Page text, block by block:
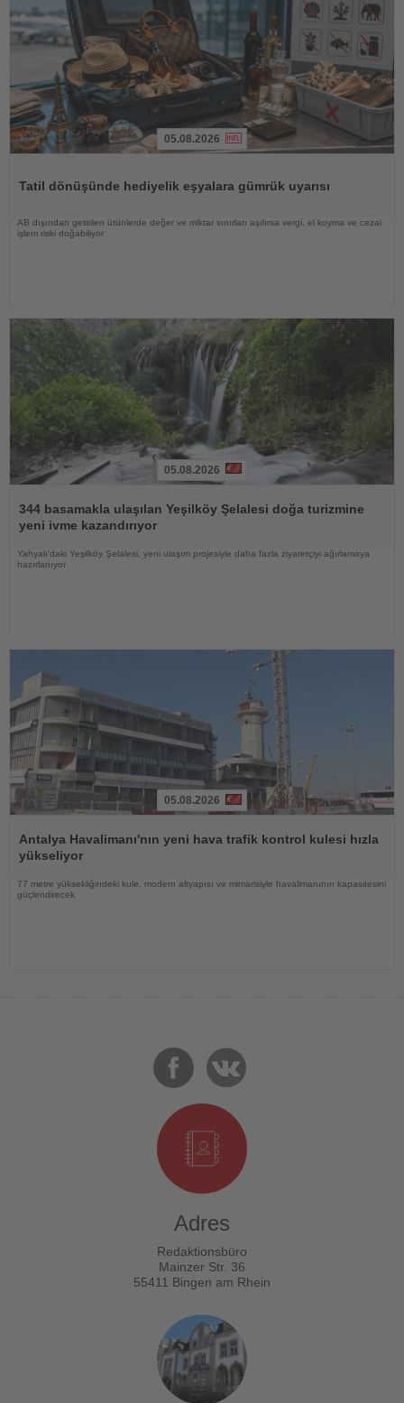
05.08.2026
Tatil dönüşünde hediyelik eşyalara gümrük uyarısı
AB dışından getirilen ürünlerde değer ve miktar sınırları aşılırsa vergi, el koyma ve cezai
işlem riski doğabiliyor
Oku
05.08.2026
344 basamakla ulaşılan Yeşilköy Şelalesi doğa turizmine
yeni ivme kazandırıyor
Yahyalı'daki Yeşilköy Şelalesi, yeni ulaşım projesiyle daha fazla ziyaretçiyi ağırlamaya
hazırlanıyor
Oku
05.08.2026
Antalya Havalimanı'nın yeni hava trafik kontrol kulesi hızla
yükseliyor
77 metre yüksekliğindeki kule, modern altyapısı ve mimarisiyle havalimanının kapasitesini
güçlendirecek
Adres
Redaktionsbüro
Mainzer Str. 36
55411 Bingen am Rhein